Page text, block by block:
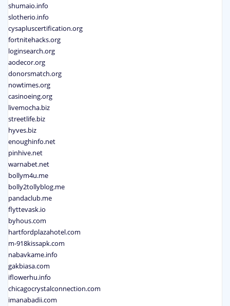
shumaio.info
slotherio.info
cysapluscertification.org
fortnitehacks.org
loginsearch.org
aodecor.org
donorsmatch.org
nowtimes.org
casinoeing.org
livemocha.biz
streetlife.biz
hyves.biz
enoughinfo.net
pinhive.net
warnabet.net
bollym4u.me
bolly2tollyblog.me
pandaclub.me
flyttevask.io
byhous.com
hartfordplazahotel.com
m-918kissapk.com
nabavkame.info
gakbiasa.com
iflowerhu.info
chicagocrystalconnection.com
imanabadii.com